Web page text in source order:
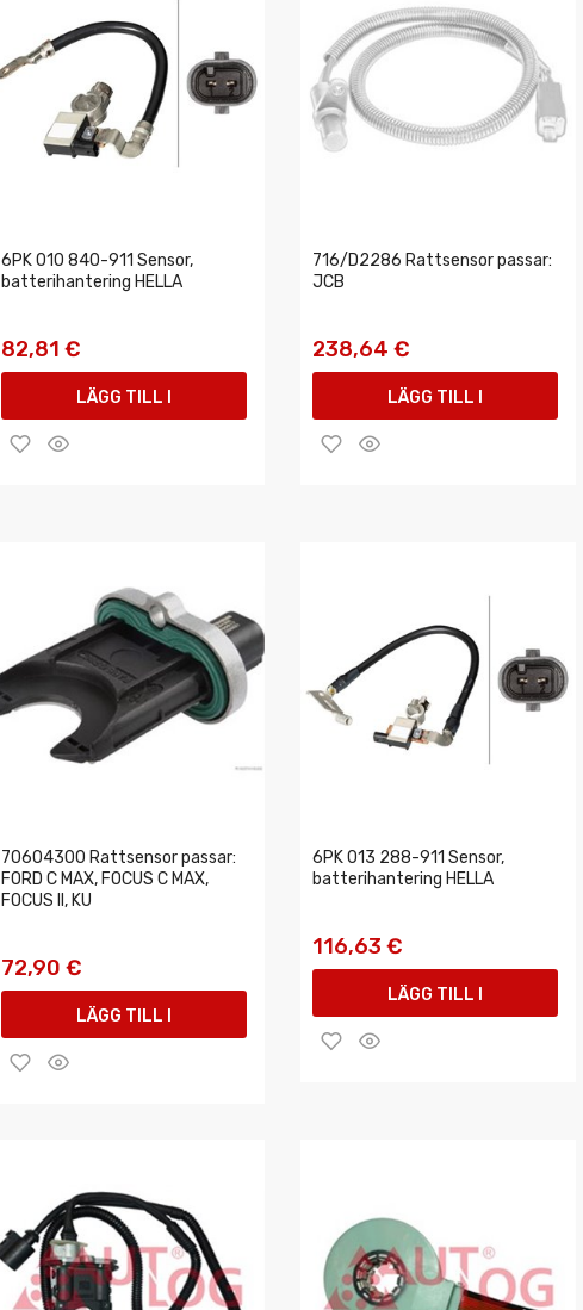
6PK 010 840-911 Sensor,
batterihantering HELLA
82,81 €
LÄGG TILL I
VARUKORGEN
716/D2286 Rattsensor passar:
JCB
238,64 €
LÄGG TILL I
VARUKORGEN
70604300 Rattsensor passar:
FORD C MAX, FOCUS C MAX,
FOCUS II, KU
72,90 €
LÄGG TILL I
VARUKORGEN
6PK 013 288-911 Sensor,
batterihantering HELLA
116,63 €
LÄGG TILL I
VARUKORGEN